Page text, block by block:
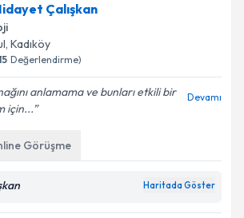
e-posta ile bilgilendireceğiz.
işlenmesine ilişkin
işlenmesini kabul ediyorum.
Çalışkan
, Kadıköy
Değerlendirme)
anlamama ve bunları etkili bir
için...
Devamı
Görüşme
Haritada Göster